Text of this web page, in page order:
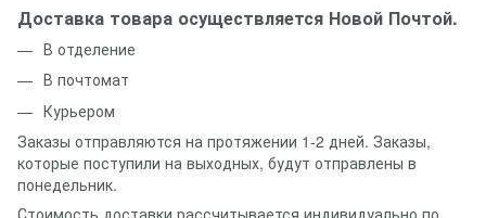
Доставка товара осуществляется Новой Почтой.
В отделение
В почтомат
Курьером
Заказы отправляются на протяжении 1-2 дней. Заказы,
которые поступили на выходных, будут отправлены в
понедельник.